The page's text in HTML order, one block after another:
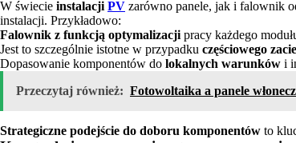
W świecie instalacji PV zarówno panele, jak i falownik
instalacji. Przykładowo:
Falownik z funkcją optymalizacji pracy każdego
Jest to szczególnie istotne w przypadku częściowego
Dopasowanie komponentów do lokalnych warunków i
Przeczytaj również: Fotowoltaika a panele
Strategiczne podejście do doboru komponentów to